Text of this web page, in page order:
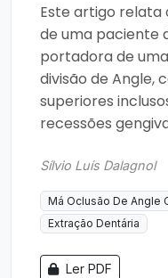
Este artigo
de uma paciente
portadora de
divisão de Angle,
superiores
recessões
Sílvio Luís Dalagnol
Má Oclusão De Angle
Extração Dentária
Ler PDF